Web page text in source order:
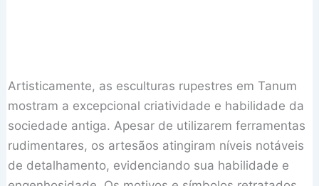
Artisticamente, as esculturas rupestres em Tanum
mostram a excepcional criatividade e habilidade da
sociedade antiga. Apesar de utilizarem ferramentas
rudimentares, os artesãos atingiram níveis notáveis
de detalhamento, evidenciando sua habilidade e